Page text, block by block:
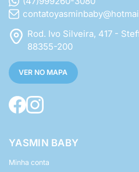
Rod. Ivo Silveira, 417 -
88355-200
VER NO MAPA
YASMIN BABY
Minha conta